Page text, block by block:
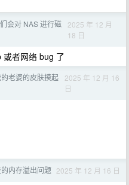
会对 NAS 进行磁
2025 年 12 月
18 日
或者网络 bug 了
老婆的皮肤摸起
2025 年 12 月 16
日
内存溢出问题 2025 年 12 月 16 日